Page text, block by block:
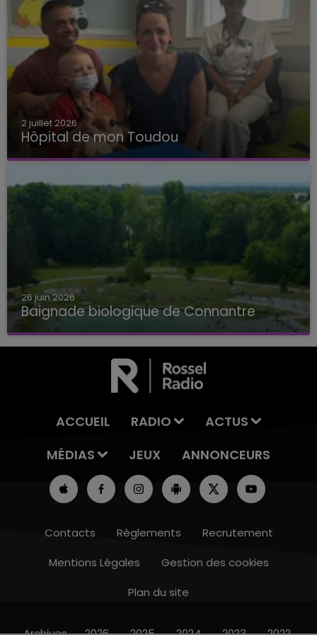
2 juillet 2026
Hôpital de mon Toudou
Hôpital de mon Toudou
26 juin 2026
Baignade biologique de Connantre
Baignade biologique de Connantre
ACCUEIL RADIO
ACTUS
MÉDIAS
JEUX ANNONCEURS
Contacts Règlements
Recrutement
Mentions Légales
Gestion des cookies
Plan du site